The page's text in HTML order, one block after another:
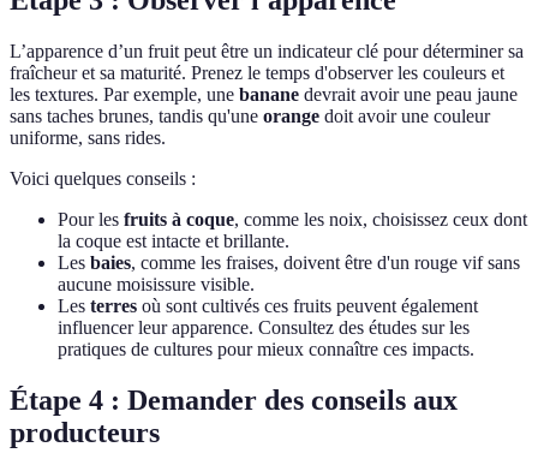
L’apparence d’un fruit peut être un indicateur clé pour déterminer sa
fraîcheur et sa maturité. Prenez le temps d'observer les couleurs et
les textures. Par exemple, une banane devrait avoir une peau jaune
sans taches brunes, tandis qu'une orange doit avoir une couleur
uniforme, sans rides.
Voici quelques conseils :
Pour les fruits à coque, comme les noix, choisissez ceux dont
la coque est intacte et brillante.
Les baies, comme les fraises, doivent être d'un rouge vif sans
aucune moisissure visible.
Les terres où sont cultivés ces fruits peuvent également
influencer leur apparence. Consultez des études sur les
pratiques de cultures pour mieux connaître ces impacts.
Étape 4 : Demander des conseils aux
producteurs